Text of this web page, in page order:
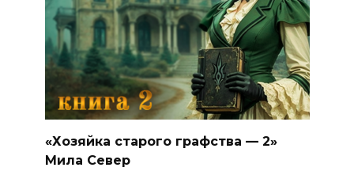
«Хозяйка старого графства — 2»
Мила Север